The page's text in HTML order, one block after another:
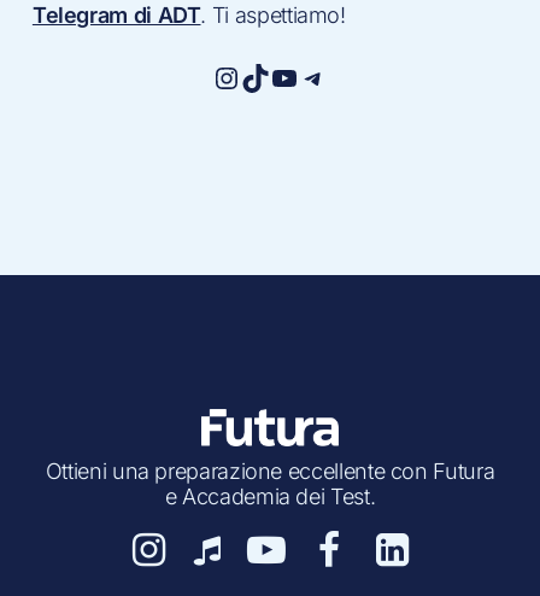
Telegram di ADT. Ti aspettiamo!
Instagram
TikTok
YouTube
Telegram
Ottieni una preparazione eccellente con Futura
e Accademia dei Test.